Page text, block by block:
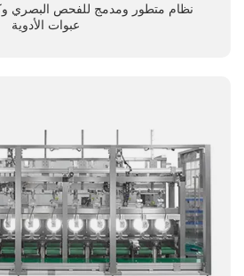
نظام متطور ومدمج للفحص البصري
عبوات الأدوية